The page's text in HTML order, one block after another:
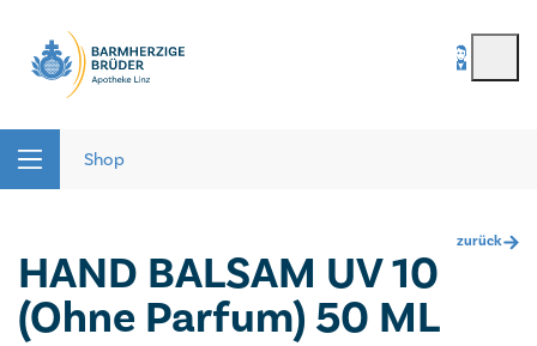
Passwort vergessen
registrieren
Shop
zurück
HAND BALSAM UV 10
(Ohne Parfum) 50 ML